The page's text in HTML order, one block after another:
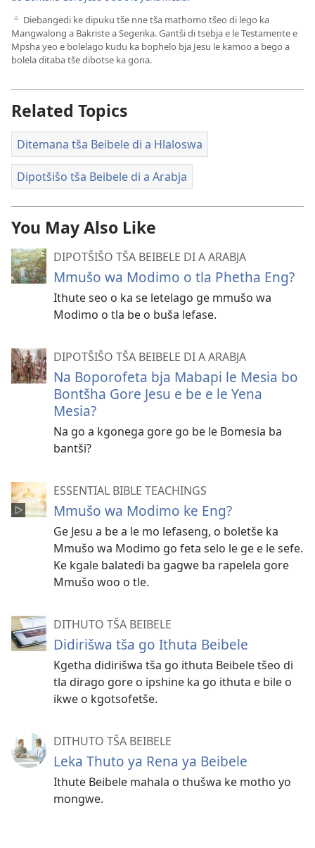
c Diebangedi ke dipuku tše nne tša mathomo tšeo di lego ka
Mangwalong a Bakriste a Segerika. Gantši di tsebja e le Testamente e
Mpsha yeo e bolelago kudu ka bophelo bja Jesu le kamoo a bego a
bolela ditaba tše dibotse ka gona.
Related Topics
Ditemana tša Beibele di a Hlaloswa
Dipotšišo tša Beibele di a Arabja
You May Also Like
DIPOTŠIŠO TŠA BEIBELE DI A ARABJA
Mmušo wa Modimo o tla Phetha Eng?
Ithute seo o ka se letelago ge mmušo wa
Modimo o tla be o buša lefase.
DIPOTŠIŠO TŠA BEIBELE DI A ARABJA
Na Boporofeta bja Mabapi le Mesia bo
Bontšha Gore Jesu e be e le Yena
Mesia?
Na go a kgonega gore go be le Bomesia ba
bantši?
ESSENTIAL BIBLE TEACHINGS
Mmušo wa Modimo ke Eng?
Ge Jesu a be a le mo lefaseng, o boletše ka
Mmušo wa Modimo go feta selo le ge e le sefe.
Ke kgale balatedi ba gagwe ba rapelela gore
Mmušo woo o tle.
DITHUTO TŠA BEIBELE
Didirišwa tša go Ithuta Beibele
Kgetha didirišwa tša go ithuta Beibele tšeo di
tla dirago gore o ipshine ka go ithuta e bile o
ikwe o kgotsofetše.
DITHUTO TŠA BEIBELE
Leka Thuto ya Rena ya Beibele
Ithute Beibele mahala o thušwa ke motho yo
mongwe.